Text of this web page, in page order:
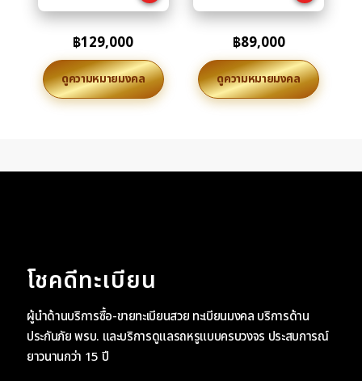
฿129,000
ดูความหมายมงคล
฿89,000
ดูความหมายมงคล
โชคดีทะเบียน
ผู้นำด้านบริการซื้อ-ขายทะเบียนสวย ทะเบียนมงคล บริการด้าน
ประกันภัย พรบ. และบริการดูแลรถหรูแบบครบวงจร ประสบการณ์
ยาวนานกว่า 15 ปี